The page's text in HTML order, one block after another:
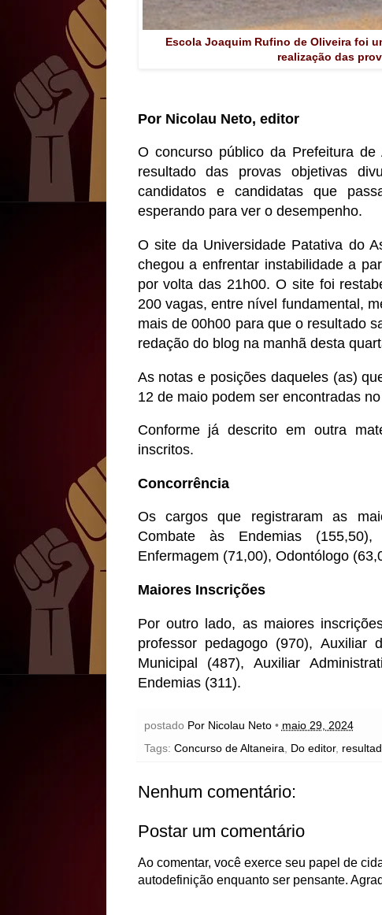
Escola Joaquim Rufino de Oliveira foi
realização das
Por Nicolau Neto, editor
O concurso público da Prefeitura
resultado das provas objetivas
candidatos e candidatas que
esperando para ver o desempenho.
O site da Universidade Patativa do
chegou a enfrentar instabilidade a
por volta das 21h00. O site foi
200 vagas, entre nível fundamental,
mais de 00h00 para que o resultado
redação do blog na manhã desta
As notas e posições daqueles (as)
12 de maio podem ser encontradas
Conforme já descrito em outra
inscritos.
Concorrência
Os cargos que registraram as
Combate às Endemias
Enfermagem (71,00), Odontólogo
Maiores Inscrições
Por outro lado, as maiores
professor pedagogo (970), Auxiliar
Municipal (487), Auxiliar
Endemias (311).
postado Por Nicolau Neto • maio 29, 2024
Tags: Concurso de Altaneira Do editor,
Nenhum comentário:
Postar um comentário
Ao comentar, você exerce seu papel de
autodefinição enquanto ser pensante.